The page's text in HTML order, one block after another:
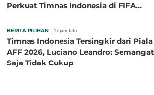
Perkuat Timnas Indonesia di FIFA
BERITA PILIHAN 17 jam lalu
Timnas Indonesia Tersingkir dari Piala
AFF 2026, Luciano Leandro: Semangat
Saja Tidak Cukup